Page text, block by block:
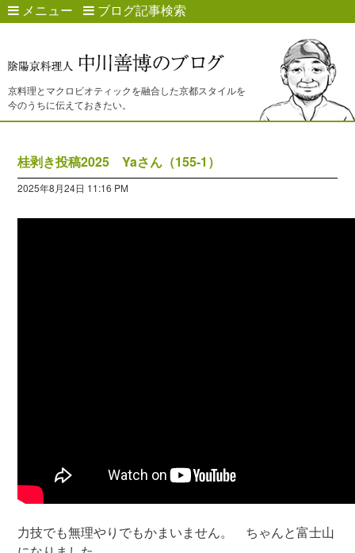
メニュー ブログ記事検索
京料理とマクロビオティックを融合した京都スタイルを
今のうちに伝えておきたい。
桂剥き投稿2025 Yaさん（155-1）
2025年8月24日 11:16 PM
力技でも無理やりでもかまいません。 ちゃんと富士山